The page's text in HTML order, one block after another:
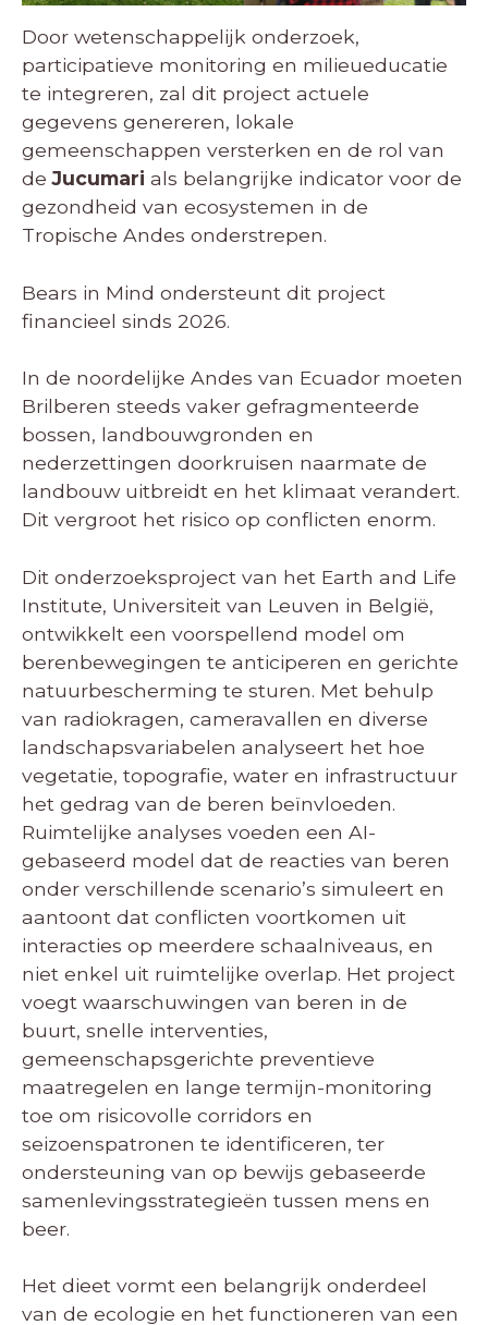
Door wetenschappelijk onderzoek,
participatieve monitoring en milieueducatie
te integreren, zal dit project actuele
gegevens genereren, lokale
gemeenschappen versterken en de rol van
deJucumari als belangrijke indicator voor de
gezondheid van ecosystemen in de
Tropische Andes onderstrepen.
Bears in Mind ondersteunt dit project
financieel sinds 2026.
In de noordelijke Andes van Ecuador moeten
Brilberen steeds vaker gefragmenteerde
bossen, landbouwgronden en
nederzettingen doorkruisen naarmate de
landbouw uitbreidt en het klimaat verandert.
Dit vergroot het risico op conflicten enorm.
Dit onderzoeksproject van het Earth and Life
Institute, Universiteit van Leuven in België,
ontwikkelt een voorspellend model om
berenbewegingen te anticiperen en gerichte
natuurbescherming te sturen. Met behulp
van radiokragen, cameravallen en diverse
landschapsvariabelen analyseert het hoe
vegetatie, topografie, water en infrastructuur
het gedrag van de beren beïnvloeden.
Ruimtelijke analyses voeden een AI-
gebaseerd model dat de reacties van beren
onder verschillende scenario’s simuleert en
aantoont dat conflicten voortkomen uit
interacties op meerdere schaalniveaus, en
niet enkel uit ruimtelijke overlap. Het project
voegt waarschuwingen van beren in de
buurt, snelle interventies,
gemeenschapsgerichte preventieve
maatregelen en lange termijn-monitoring
toe om risicovolle corridors en
seizoenspatronen te identificeren, ter
ondersteuning van op bewijs gebaseerde
samenlevingsstrategieën tussen mens en
beer.
Het dieet vormt een belangrijk onderdeel
van de ecologie en het functioneren van een